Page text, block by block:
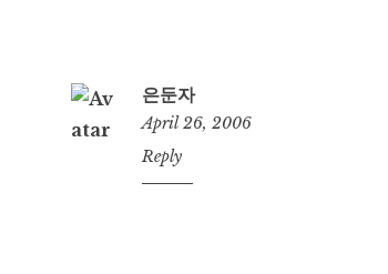
은둔자
April 26, 2006
3:14
pm
Reply